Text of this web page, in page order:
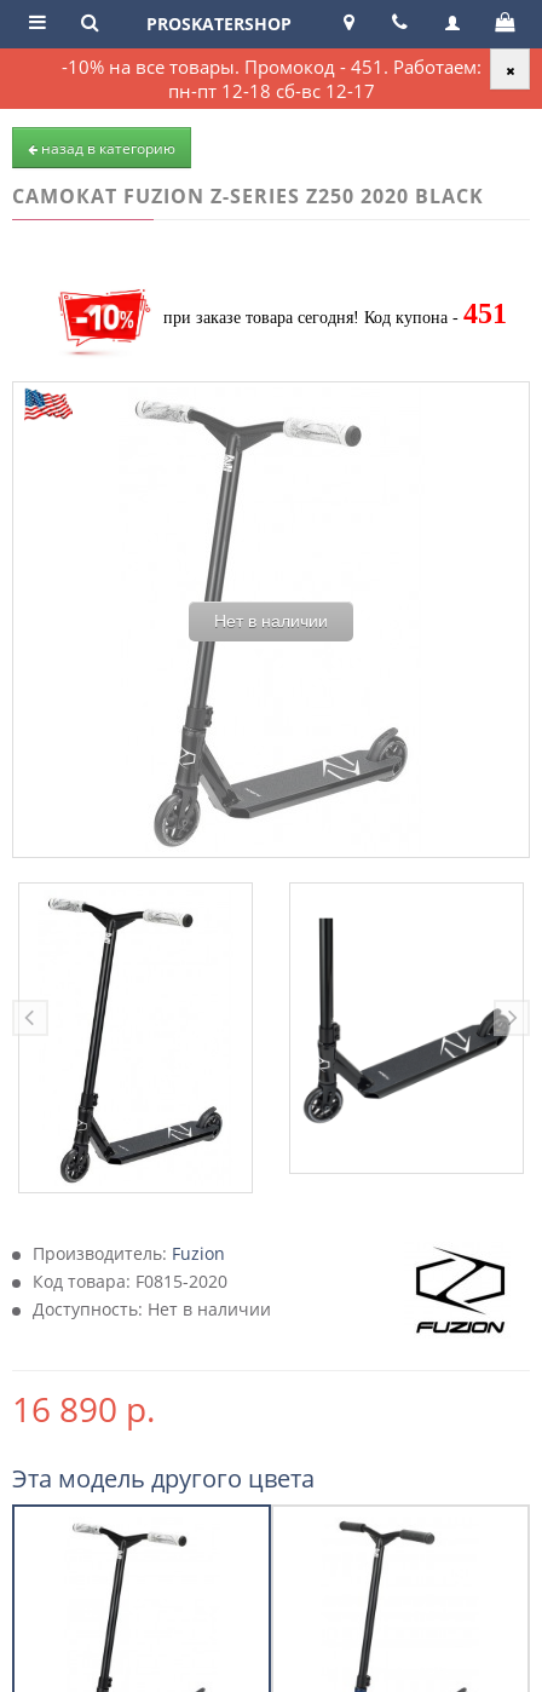
-10% на все товары. Промокод - 451. Работаем:
пн-пт 12-18 сб-вс 12-17
PROSKATERSHOP
назад в категорию
САМОКАТ FUZION Z-SERIES Z250 2020 BLACK
при заказе товара сегодня! Код купона - 451
Нет в наличии
Производитель: Fuzion
Код товара: F0815-2020
Доступность: Нет в наличии
16 890 р.
Эта модель другого цвета